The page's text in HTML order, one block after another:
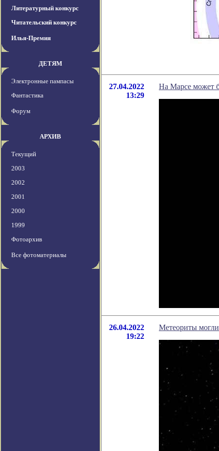
Литературный конкурс
Читательский конкурс
Илья-Премия
ДЕТЯМ
Электронные пампасы
Фантастика
Форум
АРХИВ
Текущий
2003
2002
2001
2000
1999
Фотоархив
Все фотоматериалы
27.04.2022
13:29
На Марсе может
26.04.2022
19:22
Метеориты